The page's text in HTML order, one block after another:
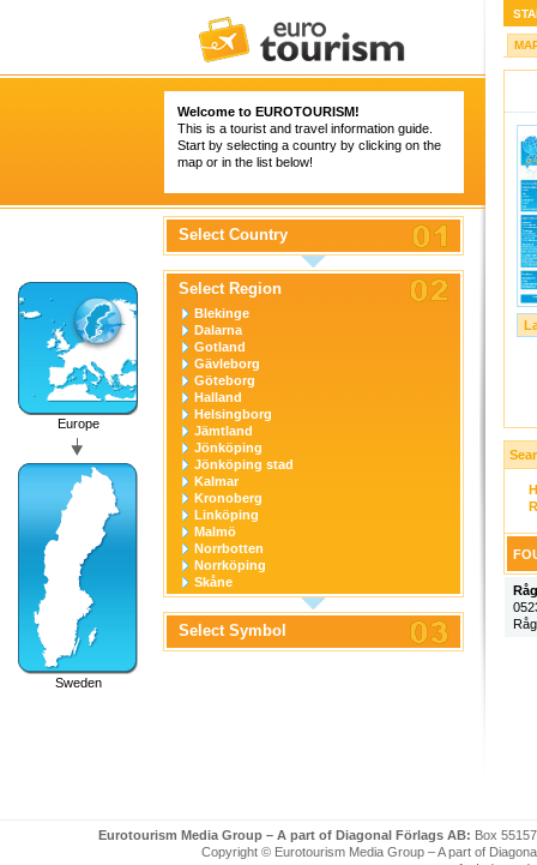
Welcome to EUROTOURISM!
This is a tourist and travel information guide.
Start by selecting a country by clicking on the
map or in the list below!
Europe
Sweden
Select Country
Select Region
Blekinge
Dalarna
Gotland
Gävleborg
Göteborg
Halland
Helsingborg
Jämtland
Jönköping
Jönköping stad
Kalmar
Kronoberg
Linköping
Malmö
Norrbotten
Norrköping
Skåne
Stockholm
Stockholm stad
Södermanland
Uppsala
Select Symbol
Eurotourism Media Group – A part of Diagonal Förlags AB: Box
Copyright © Eurotourism Media Group – A part of